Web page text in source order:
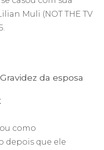
Muli (NOT THE TV
da esposa
como
depois que ele